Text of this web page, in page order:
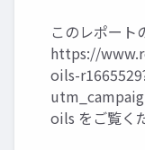
このレポート
https://
oils-
oils をご覧く